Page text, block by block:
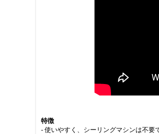
特徴
- 使いやすく、シーリングマシンは不要